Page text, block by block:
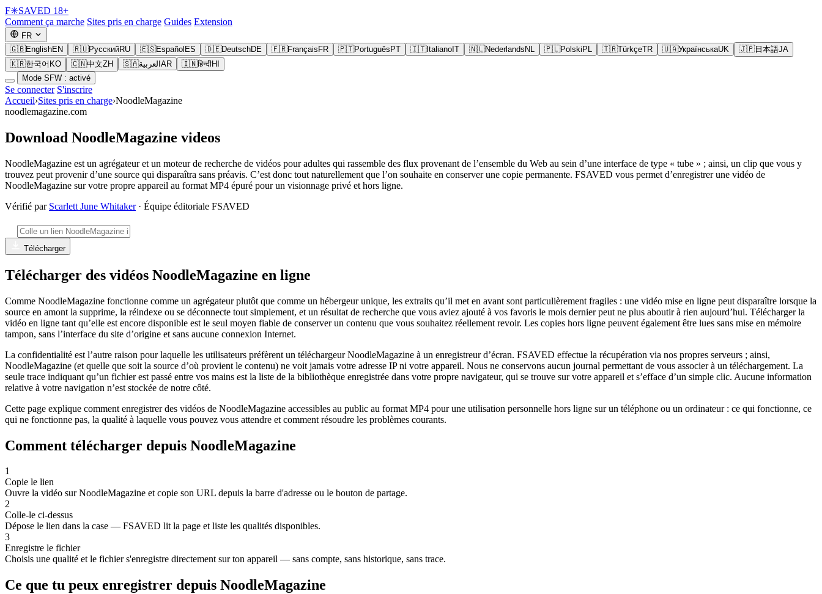
F✳SAVED 18+
Comment ça marche Sites pris en charge Guides Extension
FR
🇬🇧EnglishEN 🇷🇺РусскийRU 🇪🇸Español ES 🇩🇪DeutschDE 🇫🇷Français FR 🇵🇹Português PT 🇮🇹Italiano IT 🇳🇱Nederlands NL 🇵🇱Polski PL 🇹🇷TürkçeTR 🇺🇦УкраїнськаUK 🇯🇵日本語JA
🇰🇷한국어 KO 🇨🇳中文ZH 🇸🇦العربية AR 🇮🇳हिन्दीHI
Mode SFW : activé
Se connecter S'inscrire
Accueil›Sites pris en charge›NoodleMagazine
noodlemagazine.com
Download NoodleMagazine videos
NoodleMagazine est un agrégateur et un moteur de recherche de vidéos pour adultes qui rassemble des flux provenant de l’ensemble du Web au sein d’une interface de type « tube » ; ainsi, un clip que vous y
trouvez peut provenir d’une source qui disparaîtra sans préavis. C’est donc tout naturellement que l’on souhaite en conserver une copie permanente. FSAVED vous permet d’enregistrer une vidéo de
NoodleMagazine sur votre propre appareil au format MP4 épuré pour un visionnage privé et hors ligne.
Vérifié par Scarlett June Whitaker· Équipe éditoriale FSAVED
Télécharger
Télécharger des vidéos NoodleMagazine en ligne
Comme NoodleMagazine fonctionne comme un agrégateur plutôt que comme un hébergeur unique, les extraits qu’il met en avant sont particulièrement fragiles : une vidéo mise en ligne peut disparaître lorsque la
source en amont la supprime, la réindexe ou se déconnecte tout simplement, et un résultat de recherche que vous aviez ajouté à vos favoris le mois dernier peut ne plus aboutir à rien aujourd’hui. Télécharger la
vidéo en ligne tant qu’elle est encore disponible est le seul moyen fiable de conserver un contenu que vous souhaitez réellement revoir. Les copies hors ligne peuvent également être lues sans mise en mémoire
tampon, sans l’interface du site d’origine et sans aucune connexion Internet.
La confidentialité est l’autre raison pour laquelle les utilisateurs préfèrent un téléchargeur NoodleMagazine à un enregistreur d’écran. FSAVED effectue la récupération via nos propres serveurs ; ainsi,
NoodleMagazine (et quelle que soit la source d’où provient le contenu) ne voit jamais votre adresse IP ni votre appareil. Nous ne conservons aucun journal permettant de vous associer à un téléchargement. La
seule trace indiquant qu’un fichier est passé entre vos mains est la liste de la bibliothèque enregistrée dans votre propre navigateur, qui se trouve sur votre appareil et s’efface d’un simple clic. Aucune information
relative à votre navigation n’est stockée de notre côté.
Cette page explique comment enregistrer des vidéos de NoodleMagazine accessibles au public au format MP4 pour une utilisation personnelle hors ligne sur un téléphone ou un ordinateur : ce qui fonctionne, ce
qui ne fonctionne pas, la qualité à laquelle vous pouvez vous attendre et comment résoudre les problèmes courants.
Comment télécharger depuis NoodleMagazine
1
Copie le lien
Ouvre la vidéo sur NoodleMagazine et copie son URL depuis la barre d'adresse ou le bouton de partage.
2
Colle-le ci-dessus
Dépose le lien dans la case — FSAVED lit la page et liste les qualités disponibles.
3
Enregistre le fichier
Choisis une qualité et le fichier s'enregistre directement sur ton appareil — sans compte, sans historique, sans trace.
Ce que tu peux enregistrer depuis NoodleMagazine